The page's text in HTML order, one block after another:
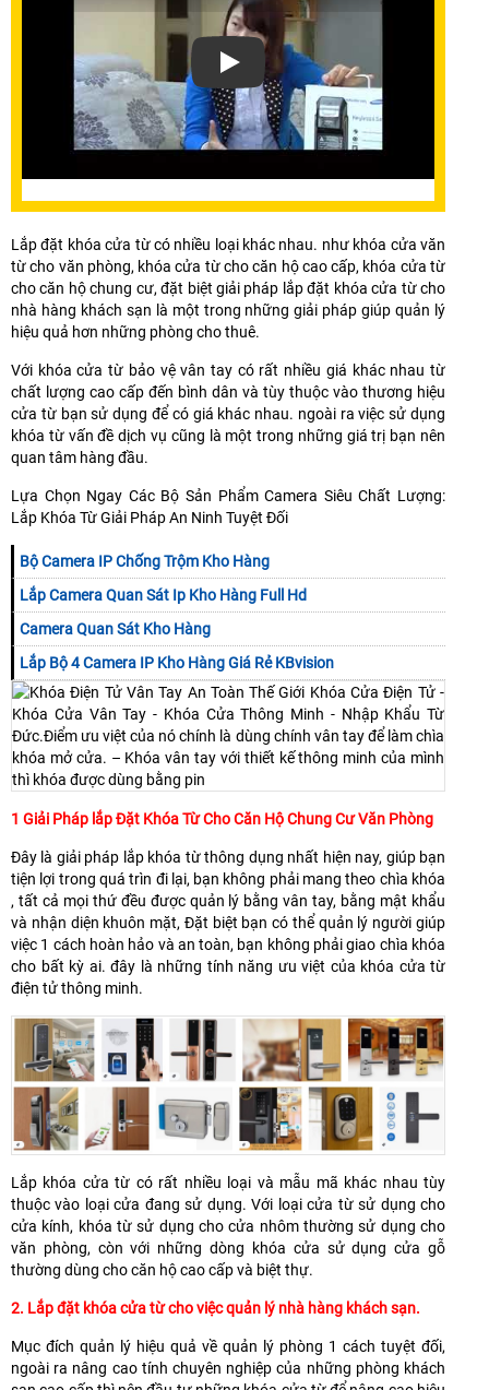
Xem video Lắp Khóa Từ Giải Pháp An
Lắp đặt khóa cửa từ có nhiều loại khác nhau. như khóa cửa văn
từ cho văn phòng, khóa cửa từ cho căn hộ cao cấp, khóa cửa từ
cho căn hộ chung cư, đặt biệt giải pháp lắp đặt khóa cửa từ cho
nhà hàng khách sạn là một trong những giải pháp giúp quản lý
hiệu quả hơn những phòng cho thuê.
Với khóa cửa từ bảo vệ vân tay có rất nhiều giá khác nhau từ
chất lượng cao cấp đến bình dân và tùy thuộc vào thương hiệu
cửa từ bạn sử dụng để có giá khác nhau. ngoài ra việc sử dụng
khóa từ vấn đề dịch vụ cũng là một trong những giá trị bạn nên
quan tâm hàng đầu.
Lựa Chọn Ngay Các Bộ Sản Phẩm Camera Siêu Chất Lượng:
Lắp Khóa Từ Giải Pháp An Ninh Tuyệt Đối
Bộ Camera IP Chống Trộm Kho Hàng
Lắp Camera Quan Sát Ip Kho Hàng Full Hd
Camera Quan Sát Kho Hàng
Lắp Bộ 4 Camera IP Kho Hàng Giá Rẻ KBvision
1 Giải Pháp lắp Đặt Khóa Từ Cho Căn Hộ Chung Cư Văn Phòng
Đây là giải pháp lắp khóa từ thông dụng nhất hiện nay, giúp bạn
tiện lợi trong quá trìn đi lại, bạn không phải mang theo chìa khóa
, tất cả mọi thứ đều được quản lý bằng vân tay, bằng mật khẩu
và nhận diện khuôn mặt, Đặt biệt bạn có thể quản lý người giúp
việc 1 cách hoàn hảo và an toàn, bạn không phải giao chìa khóa
cho bất kỳ ai. đây là những tính năng ưu việt của khóa cửa từ
điện tử thông minh.
Lắp khóa cửa từ có rất nhiều loại và mẫu mã khác nhau tùy
thuộc vào loại cửa đang sử dụng. Với loại cửa từ sử dụng cho
cửa kính, khóa từ sử dụng cho cửa nhôm thường sử dụng cho
văn phòng, còn với những dòng khóa cửa sử dụng cửa gỗ
thường dùng cho căn hộ cao cấp và biệt thự.
2. Lắp đặt khóa cửa từ cho việc quản lý nhà hàng khách sạn.
Mục đích quản lý hiệu quả về quản lý phòng 1 cách tuyệt đối,
ngoài ra nâng cao tính chuyên nghiệp của những phòng khách